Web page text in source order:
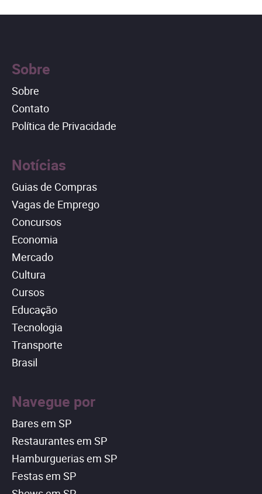
Sobre
Sobre
Contato
Política de Privacidade
Notícias
Guias de Compras
Vagas de Emprego
Concursos
Economia
Mercado
Cultura
Cursos
Educação
Tecnologia
Transporte
Brasil
Navegue por
Bares em SP
Restaurantes em SP
Hamburguerias em SP
Festas em SP